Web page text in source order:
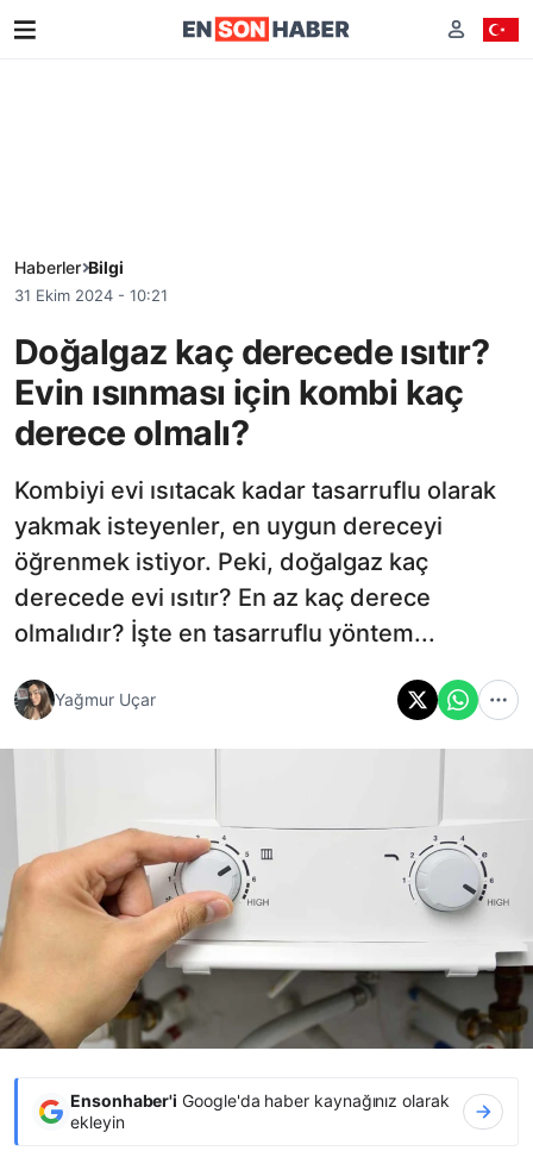
Haberler Bilgi
31 Ekim 2024 - 10:21
Doğalgaz kaç derecede ısıtır?
Evin ısınması için kombi kaç
derece olmalı?
Kombiyi evi ısıtacak kadar tasarruflu olarak
yakmak isteyenler, en uygun dereceyi
öğrenmek istiyor. Peki, doğalgaz kaç
derecede evi ısıtır? En az kaç derece
olmalıdır? İşte en tasarruflu yöntem...
Yağmur Uçar
Ensonhaber'i Google'da haber kaynağınız olarak
ekleyin